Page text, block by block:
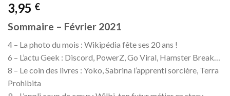
3,95 €
Sommaire – Février 2021
4 – La photo du mois : Wikipédia fête ses 20 ans !
6 – L’actu Geek : Discord, PowerZ, Go Viral, Hamster Break…
8 – Le coin des livres : Yoko, Sabrina l’apprenti sorcière, Terra
Prohibita